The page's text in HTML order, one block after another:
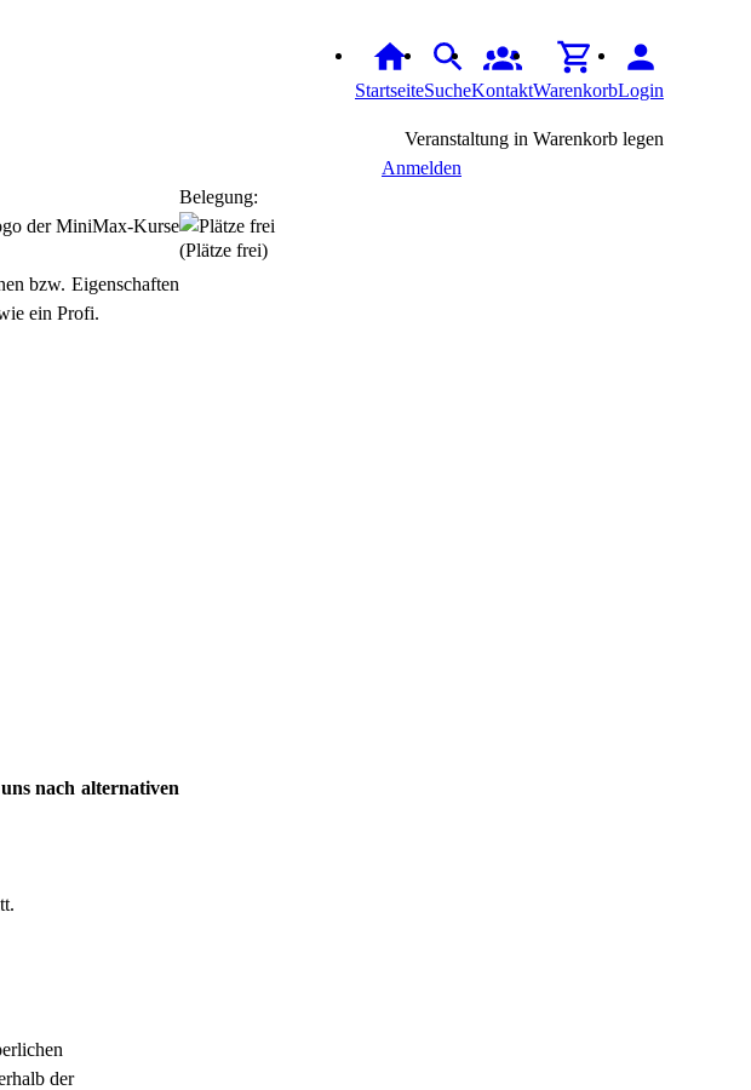
StartseiteSucheKontaktWarenkorbLogin
bzw. Eigenschaften
ein Profi.
nach alternativen
der
Veranstaltung in Warenkorb legen
Anmelden
Belegung:
(Plätze frei)